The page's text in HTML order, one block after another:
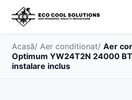
Acasă/ Aer conditionat/ Aer
Optimum YW24T2N 24000
instalare inclus